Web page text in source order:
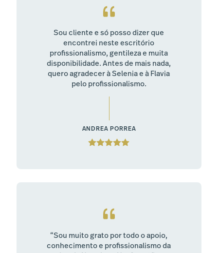
Sou cliente e só posso dizer que
encontrei neste escritório
profissionalismo, gentileza e muita
disponibilidade. Antes de mais nada,
quero agradecer à Selenia e à Flavia
pelo profissionalismo.
ANDREA PORREA
“Sou muito grato por todo o apoio,
conhecimento e profissionalismo da